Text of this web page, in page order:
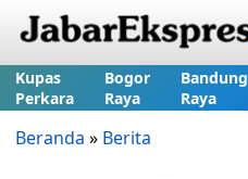
Kupas
Perkara
Bogor
Raya
Bandung
Raya
Beranda » Berita